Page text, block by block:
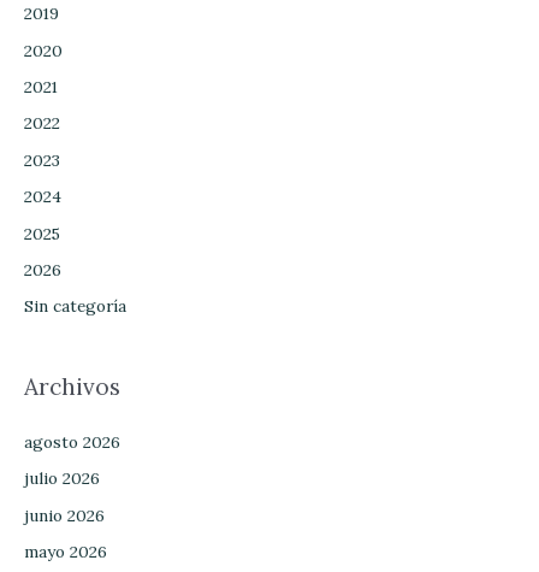
2019
2020
2021
2022
2023
2024
2025
2026
Sin categoría
Archivos
agosto 2026
julio 2026
junio 2026
mayo 2026